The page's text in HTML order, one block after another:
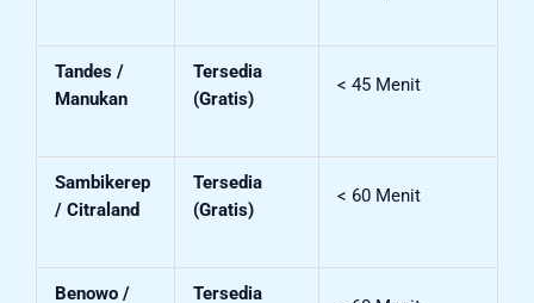
Tandes /
Manukan
Tersedia
(Gratis)
< 45 Menit
Sambikerep
/ Citraland
Tersedia
(Gratis)
< 60 Menit
Benowo /
Tersedia